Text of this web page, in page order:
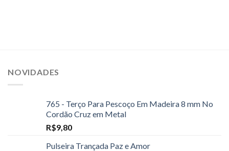
NOVIDADES
765 - Terço Para Pescoço Em Madeira 8 mm No
Cordão Cruz em Metal
R$9,80
Pulseira Trançada Paz e Amor